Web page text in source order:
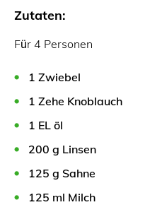
Zutaten:
Für 4 Personen
1 Zwiebel
1 Zehe Knoblauch
1 EL öl
200 g Linsen
125 g Sahne
125 ml Milch